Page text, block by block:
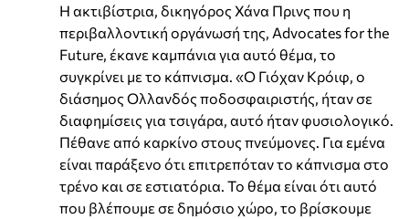
Η ακτιβίστρια, δικηγόρος Χάνα Πρινς που η
περιβαλλοντική οργάνωσή της, Advocates for the
Future, έκανε καμπάνια για αυτό θέμα, το
συγκρίνει με το κάπνισμα. «Ο Γιόχαν Κρόιφ, ο
διάσημος Ολλανδός ποδοσφαιριστής, ήταν σε
διαφημίσεις για τσιγάρα, αυτό ήταν φυσιολογικό.
Πέθανε από καρκίνο στους πνεύμονες. Για εμένα
είναι παράξενο ότι επιτρεπόταν το κάπνισμα στο
τρένο και σε εστιατόρια. Το θέμα είναι ότι αυτό
που βλέπουμε σε δημόσιο χώρο, το βρίσκουμε